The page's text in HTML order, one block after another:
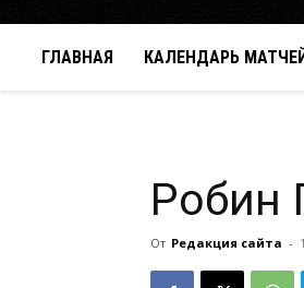
ГЛАВНАЯ КАЛЕНДАРЬ
Робин
От Редакция сайта -